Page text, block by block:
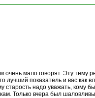
мало говорят. Эту
лучший показатель и вас как
старость надо уважать,
Только вчера был